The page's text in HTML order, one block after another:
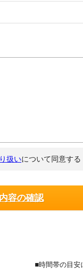
扱いについて同意する
■時間帯の目安